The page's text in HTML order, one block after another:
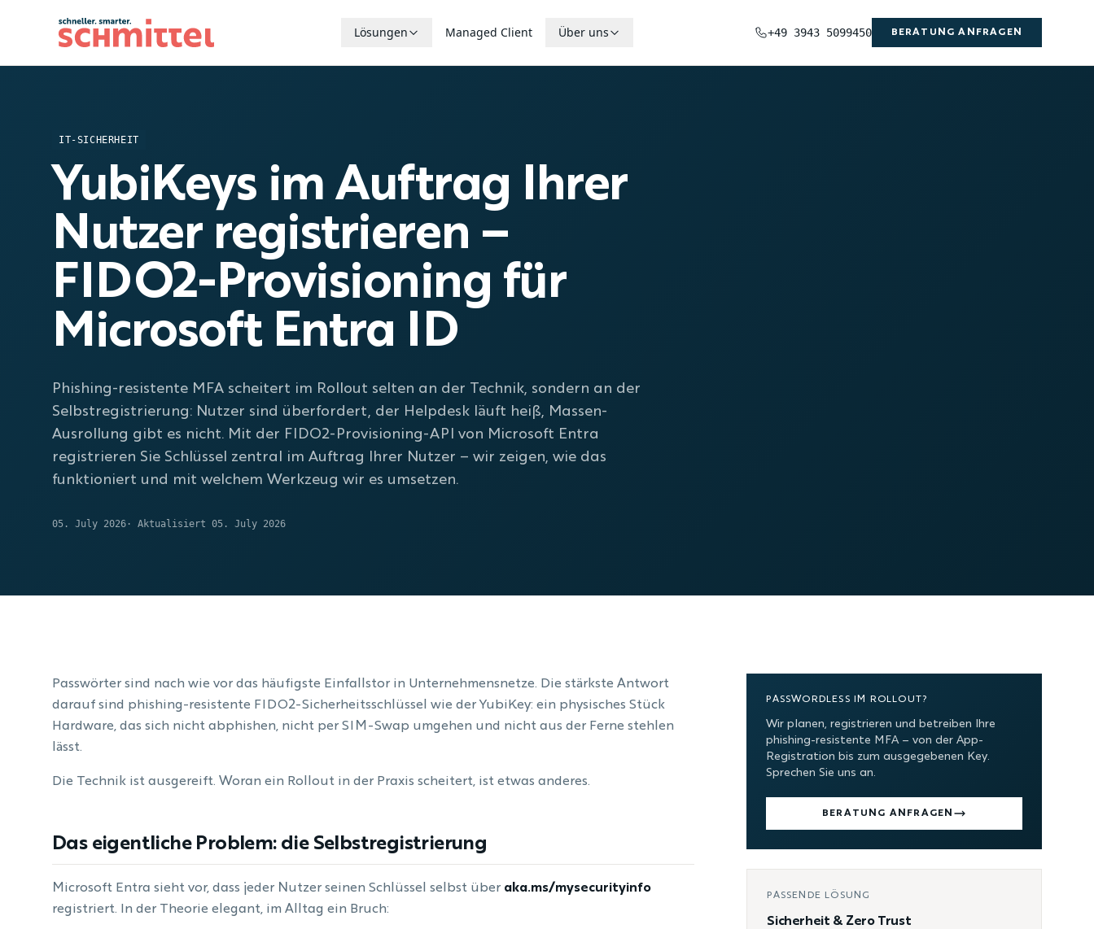
Lösungen Managed Client Über uns +49 3943 5099450 BERATUNG ANFRAGEN
IT-SICHERHEIT
YubiKeys im Auftrag Ihrer
Nutzer registrieren –
FIDO2-Provisioning für
Microsoft Entra ID
Phishing-resistente MFA scheitert im Rollout selten an der Technik, sondern an der
Selbstregistrierung: Nutzer sind überfordert, der Helpdesk läuft heiß, Massen-
Ausrollung gibt es nicht. Mit der FIDO2-Provisioning-API von Microsoft Entra
registrieren Sie Schlüssel zentral im Auftrag Ihrer Nutzer – wir zeigen, wie das
funktioniert und mit welchem Werkzeug wir es umsetzen.
05. July 2026 · Aktualisiert 05. July 2026
Passwörter sind nach wie vor das häufigste Einfallstor in Unternehmensnetze. Die stärkste Antwort
darauf sind phishing-resistente FIDO2-Sicherheitsschlüssel wie der YubiKey: ein physisches Stück
Hardware, das sich nicht abphishen, nicht per SIM-Swap umgehen und nicht aus der Ferne stehlen
lässt.
Die Technik ist ausgereift. Woran ein Rollout in der Praxis scheitert, ist etwas anderes.
Das eigentliche Problem: die Selbstregistrierung
Microsoft Entra sieht vor, dass jeder Nutzer seinen Schlüssel selbst über aka.ms/mysecurityinfo
registriert. In der Theorie elegant, im Alltag ein Bruch:
PASSWORDLESS IM ROLLOUT?
Wir planen, registrieren und betreiben Ihre
phishing-resistente MFA – von der App-
Registration bis zum ausgegebenen Key.
Sprechen Sie uns an.
BERATUNG ANFRAGEN
PASSENDE LÖSUNG
Sicherheit & Zero Trust